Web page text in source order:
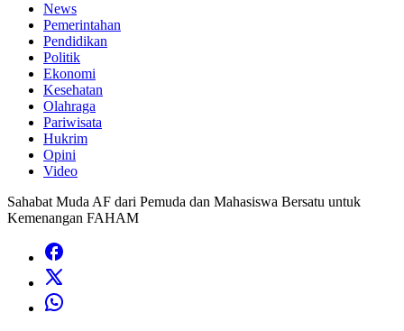
News
Pemerintahan
Pendidikan
Politik
Ekonomi
Kesehatan
Olahraga
Pariwisata
Hukrim
Opini
Video
Sahabat Muda AF dari Pemuda dan Mahasiswa Bersatu untuk
Kemenangan FAHAM